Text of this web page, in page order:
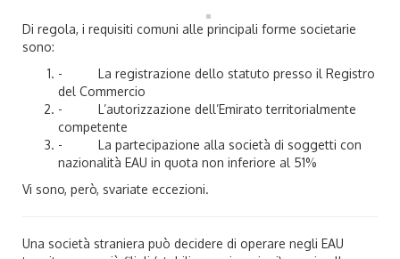
Di regola, i requisiti comuni alle principali forme societarie
sono:
- La registrazione dello statuto presso il Registro
del Commercio
- L’autorizzazione dell’Emirato territorialmente
competente
- La partecipazione alla società di soggetti con
nazionalità EAU in quota non inferiore al 51%
Vi sono, però, svariate eccezioni.
Una società straniera può decidere di operare negli EAU